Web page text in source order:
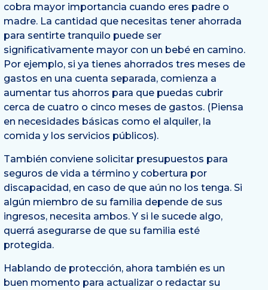
cobra mayor importancia cuando eres padre o
madre. La cantidad que necesitas tener ahorrada
para sentirte tranquilo puede ser
significativamente mayor con un bebé en camino.
Por ejemplo, si ya tienes ahorrados tres meses de
gastos en una cuenta separada, comienza a
aumentar tus ahorros para que puedas cubrir
cerca de cuatro o cinco meses de gastos. (Piensa
en necesidades básicas como el alquiler, la
comida y los servicios públicos).
También conviene solicitar presupuestos para
seguros de vida a término y cobertura por
discapacidad, en caso de que aún no los tenga. Si
algún miembro de su familia depende de sus
ingresos, necesita ambos. Y si le sucede algo,
querrá asegurarse de que su familia esté
protegida.
Hablando de protección, ahora también es un
buen momento para actualizar o redactar su